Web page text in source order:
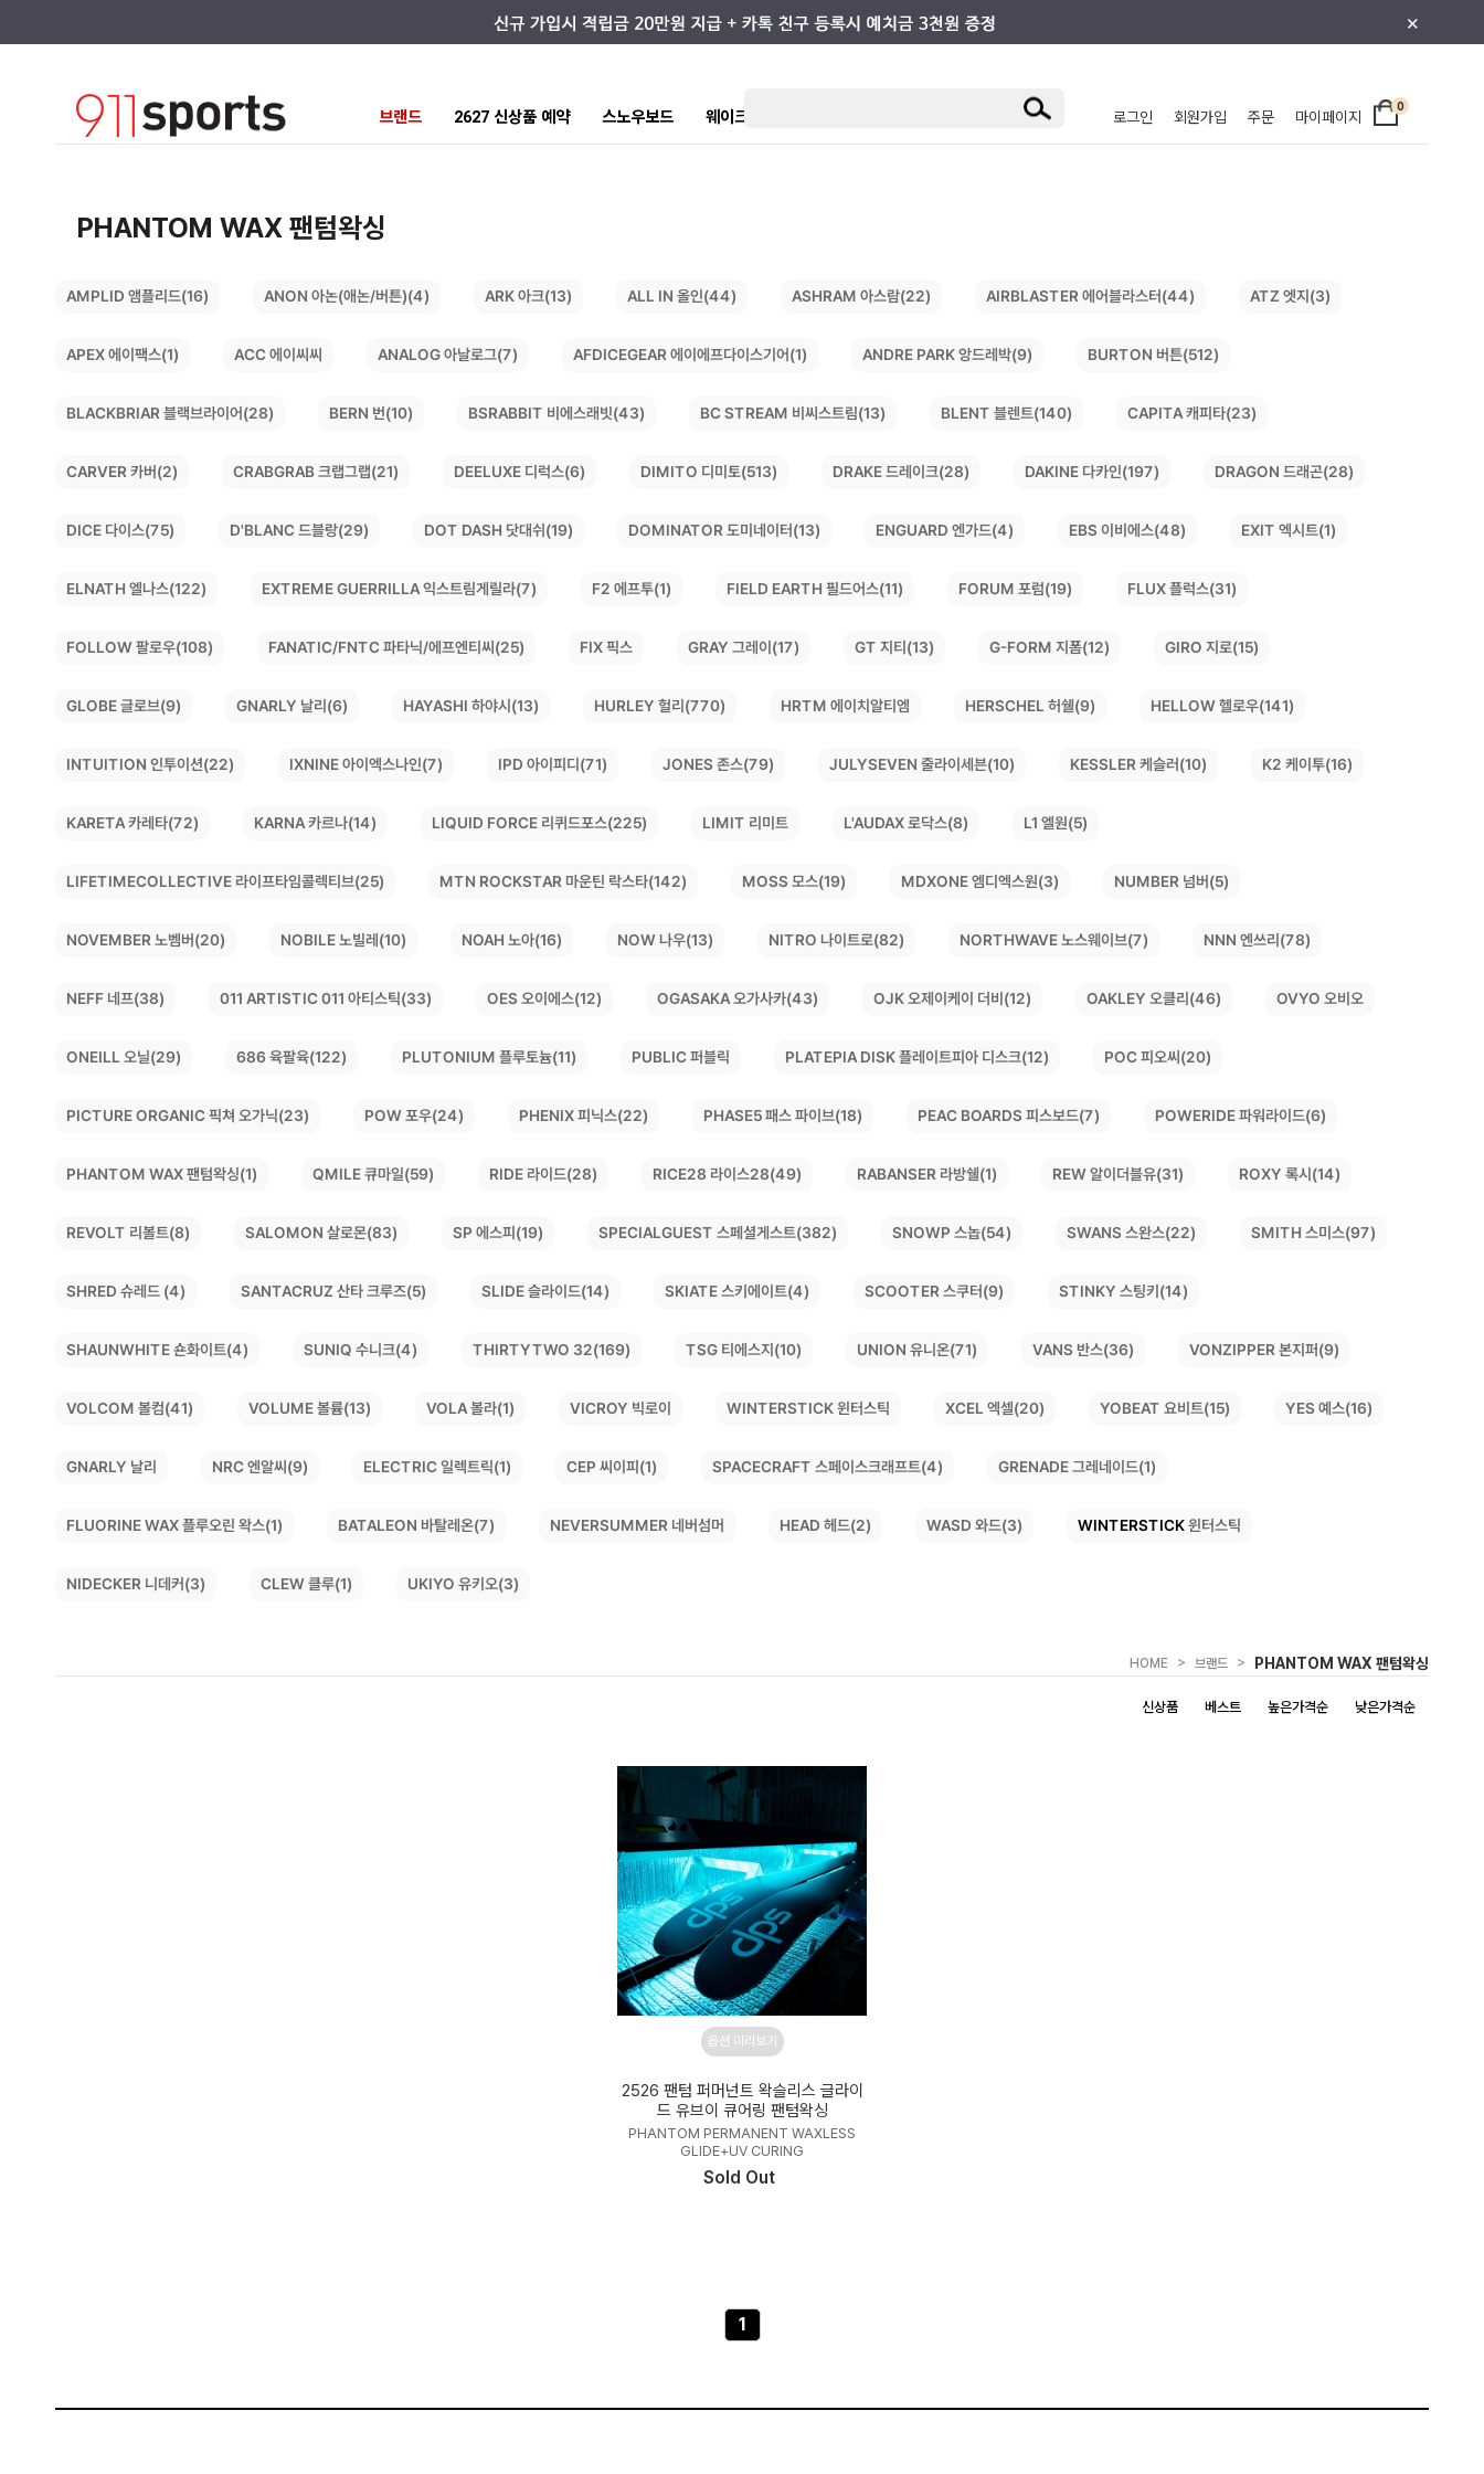
×
브랜드 2627 신상품 예약 스노우보드 웨이크/서핑 키즈/주니어 로그인 회원가입 주문 마이페이지
0
PHANTOM WAX 팬텀왁싱
AMPLID 앰플리드(16) ANON 아논(애논/버튼)(4) ARK 아크(13) ALL IN 올인(44) ASHRAM 아스람(22) AIRBLASTER 에어블라스터(44) ATZ 엣지(3)
APEX 에이팩스(1) ACC 에이씨씨 ANALOG 아날로그(7) AFDICEGEAR 에이에프다이스기어(1) ANDRE PARK 앙드레박(9) BURTON 버튼(512)
BLACKBRIAR 블랙브라이어(28) BERN 번(10) BSRABBIT 비에스래빗(43) BC STREAM 비씨스트림(13) BLENT 블렌트(140) CAPITA 캐피타(23)
CARVER 카버(2) CRABGRAB 크랩그랩(21) DEELUXE 디럭스(6) DIMITO 디미토(513) DRAKE 드레이크(28) DAKINE 다카인(197) DRAGON 드래곤(28)
DICE 다이스(75) D'BLANC 드블랑(29) DOT DASH 닷대쉬(19) DOMINATOR 도미네이터(13) ENGUARD 엔가드(4) EBS 이비에스(48) EXIT 엑시트(1)
ELNATH 엘나스(122) EXTREME GUERRILLA 익스트림게릴라(7) F2 에프투(1) FIELD EARTH 필드어스(11) FORUM 포럼(19) FLUX 플럭스(31)
FOLLOW 팔로우(108) FANATIC/FNTC 파타닉/에프엔티씨(25) FIX 픽스 GRAY 그레이(17) GT 지티(13) G-FORM 지폼(12) GIRO 지로(15)
GLOBE 글로브(9) GNARLY 날리(6) HAYASHI 하야시(13) HURLEY 헐리(770) HRTM 에이치알티엠 HERSCHEL 허쉘(9) HELLOW 헬로우(141)
INTUITION 인투이션(22) IXNINE 아이엑스나인(7) IPD 아이피디(71) JONES 존스(79) JULYSEVEN 줄라이세븐(10) KESSLER 케슬러(10) K2 케이투(16)
KARETA 카레타(72) KARNA 카르나(14) LIQUID FORCE 리퀴드포스(225) LIMIT 리미트 L'AUDAX 로닥스(8) L1 엘원(5)
LIFETIMECOLLECTIVE 라이프타임콜렉티브(25) MTN ROCKSTAR 마운틴 락스타(142) MOSS 모스(19) MDXONE 엠디엑스원(3) NUMBER 넘버(5)
NOVEMBER 노벰버(20) NOBILE 노빌레(10) NOAH 노아(16) NOW 나우(13) NITRO 나이트로(82) NORTHWAVE 노스웨이브(7) NNN 엔쓰리(78)
NEFF 네프(38) 011 ARTISTIC 011 아티스틱(33) OES 오이에스(12) OGASAKA 오가사카(43) OJK 오제이케이 더비(12) OAKLEY 오클리(46) OVYO 오비오
ONEILL 오닐(29) 686 육팔육(122) PLUTONIUM 플루토늄(11) PUBLIC 퍼블릭 PLATEPIA DISK 플레이트피아 디스크(12) POC 피오씨(20)
PICTURE ORGANIC 픽쳐 오가닉(23) POW 포우(24) PHENIX 피닉스(22) PHASE5 패스 파이브(18) PEAC BOARDS 피스보드(7) POWERIDE 파워라이드(6)
PHANTOM WAX 팬텀왁싱(1) QMILE 큐마일(59) RIDE 라이드(28) RICE28 라이스28(49) RABANSER 라방쉘(1) REW 알이더블유(31) ROXY 록시(14)
REVOLT 리볼트(8) SALOMON 살로몬(83) SP 에스피(19) SPECIALGUEST 스페셜게스트(382) SNOWP 스놉(54) SWANS 스완스(22) SMITH 스미스(97)
SHRED 슈레드 (4) SANTACRUZ 산타 크루즈(5) SLIDE 슬라이드(14) SKIATE 스키에이트(4) SCOOTER 스쿠터(9) STINKY 스팅키(14)
SHAUNWHITE 숀화이트(4) SUNIQ 수니크(4) THIRTYTWO 32(169) TSG 티에스지(10) UNION 유니온(71) VANS 반스(36) VONZIPPER 본지퍼(9)
VOLCOM 볼컴(41) VOLUME 볼륨(13) VOLA 볼라(1) VICROY 빅로이 WINTERSTICK 윈터스틱 XCEL 엑셀(20) YOBEAT 요비트(15) YES 예스(16)
GNARLY 날리 NRC 엔알씨(9) ELECTRIC 일렉트릭(1) CEP 씨이피(1) SPACECRAFT 스페이스크래프트(4) GRENADE 그레네이드(1)
FLUORINE WAX 플루오린 왁스(1) BATALEON 바탈레온(7) NEVERSUMMER 네버섬머 HEAD 헤드(2) WASD 와드(3) WINTERSTICK윈터스틱
NIDECKER 니데커(3) CLEW 클루(1) UKIYO 유키오(3)
HOME > 브랜드 > PHANTOM WAX 팬텀왁싱
신상품 베스트 높은가격순 낮은가격순
옵션 미리보기
2526 팬텀 퍼머넌트 왁슬리스 글라이
드 유브이 큐어링 팬텀왁싱
PHANTOM PERMANENT WAXLESS
GLIDE+UV CURING
Sold Out
1